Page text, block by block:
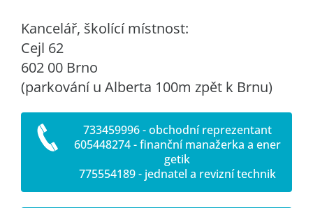
Kancelář, školící místnost:
Cejl 62
602 00 Brno
(parkování u Alberta 100m zpět k Brnu)
733459996 - obchodní reprezentant
605448274 - finanční manažerka a ener
getik
775554189 - jednatel a revizní technik